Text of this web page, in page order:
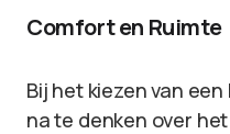
Comfort en Ruimte
Bij het kiezen van
na te denken over